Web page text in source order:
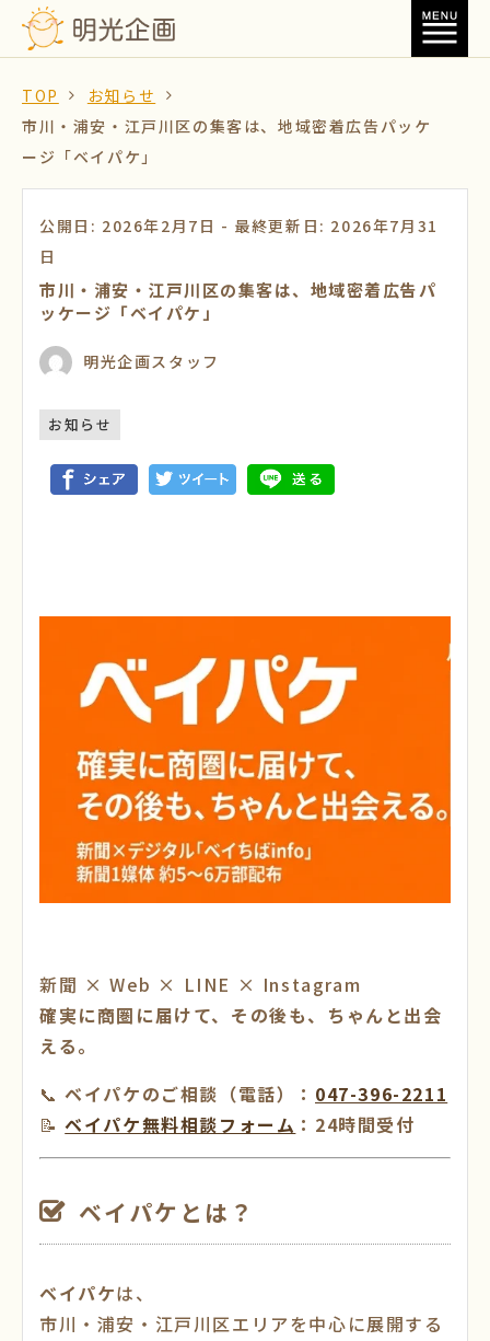
TOP
お知らせ
市川・浦安・江戸川区の集客は、地域密着広告パッケ
ージ「ベイパケ」
公開日: 2026年2月7日 - 最終更新日: 2026年7月31
日
市川・浦安・江戸川区の集客は、地域密着広告パ
ッケージ「ベイパケ」
明光企画スタッフ
お知らせ
新聞 × Web × LINE × Instagram
確実に商圏に届けて、その後も、ちゃんと出会
える。
📞ベイパケのご相談（電話）： 047-396-2211
📝ベイパケ無料相談フォーム ：24時間受付
ベイパケとは？
ベイパケは、
市川・浦安・江戸川区エリアを中心に展開する